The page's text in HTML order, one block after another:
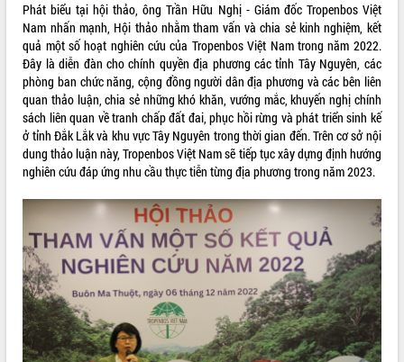
Khám bệnh, cấp phát thuốc miễn phí
và tặng quà người dân xã Cư Pui
Hội nghị UBND tỉnh Đắk Lắk thường kỳ
tháng 7/2026
Lễ truy tặng danh hiệu “Bà Mẹ Việt
Nam Anh hùng” và trao Huân chương
Lao động
UBND tỉnh Đắk Lắk triển khai nhiệm
vụ 6 tháng cuối năm 2026
Kỳ họp thứ Hai, Hội đồng nhân dân
tỉnh khóa XI quyết nghị nhiều nội dung
quan trọng
Bí thư Tỉnh ủy Lương Nguyễn Minh
Triết thăm, tặng quà người có công với
cách mạng
Rà soát, hoàn thiện hệ thống thiết chế
văn hóa, thể thao đáp ứng yêu cầu
phát triển mới
ALBUM ẢNH
LIÊN KẾT WEB
Phát biểu tại hội thảo, ông Trần Hữu Nghị - Giám đốc Tropenbos Việt
Nam nhấn mạnh, Hội thảo nhằm tham vấn và chia sẻ kinh nghiệm, kết
quả một số hoạt nghiên cứu của Tropenbos Việt Nam trong năm 2022.
Đây là diễn đàn cho chính quyền địa phương các tỉnh Tây Nguyên, các
phòng ban chức năng, cộng đồng người dân địa phương và các bên liên
quan thảo luận, chia sẻ những khó khăn, vướng mắc, khuyến nghị chính
sách liên quan về tranh chấp đất đai, phục hồi rừng và phát triển sinh kế
ở tỉnh Đắk Lắk và khu vực Tây Nguyên trong thời gian đến. Trên cơ sở nội
dung thảo luận này, Tropenbos Việt Nam sẽ tiếp tục xây dựng định hướng
nghiên cứu đáp ứng nhu cầu thực tiễn từng địa phương trong năm 2023.